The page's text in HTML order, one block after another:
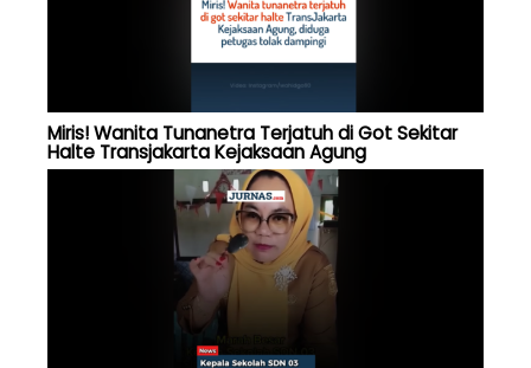
Miris! Wanita Tunanetra Terjatuh di Got Sekitar
Halte Transjakarta Kejaksaan Agung